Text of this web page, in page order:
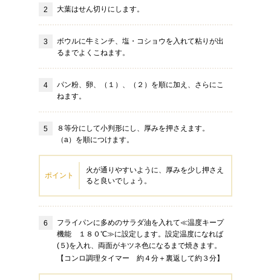
大葉はせん切りにします。
ボウルに牛ミンチ、塩・コショウを入れて粘りが出
るまでよくこねます。
パン粉、卵、（１）、（２）を順に加え、さらにこ
ねます。
８等分にして小判形にし、厚みを押さえます。
（a）を順につけます。
ポイント
火が通りやすいように、厚みを少し押さえ
ると良いでしょう。
フライパンに多めのサラダ油を入れて≪温度キープ
機能 １８０℃≫に設定します。設定温度になれば
(５)を入れ、両面がキツネ色になるまで焼きます。
【コンロ調理タイマー 約４分＋裏返して約３分】